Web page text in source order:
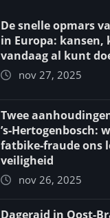
De snelle opmars
in Europa: kansen,
vandaag al kunt
nov 27, 2025
Twee
’s‑Hertogenbosch:
fatbike‑fraude ons
veiligheid
nov 26, 2025
Dageraid in Oost-